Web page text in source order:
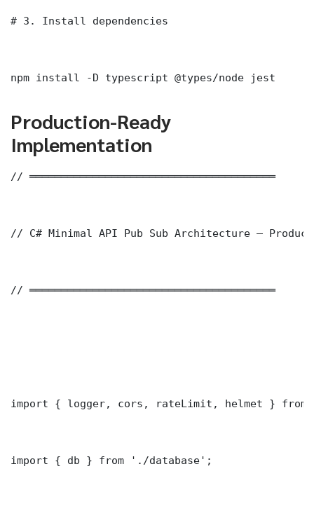
# 3. Install dependencies
npm install -D typescript @types/node jest
Production-Ready
Implementation
// ═══════════════════════════════════════
// C# Minimal API Pub Sub Architecture —
// ═══════════════════════════════════════
import { logger, cors, rateLimit, helmet } from
import { db } from './database';